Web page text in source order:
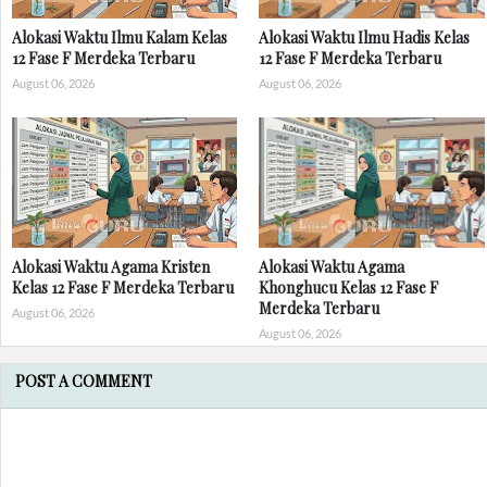
Alokasi Waktu Ilmu Kalam Kelas
12 Fase F Merdeka Terbaru
August 06, 2026
Alokasi Waktu Ilmu Hadis Kelas
12 Fase F Merdeka Terbaru
August 06, 2026
Alokasi Waktu Agama Kristen
Kelas 12 Fase F Merdeka Terbaru
August 06, 2026
Alokasi Waktu Agama
Khonghucu Kelas 12 Fase F
Merdeka Terbaru
August 06, 2026
POST A COMMENT